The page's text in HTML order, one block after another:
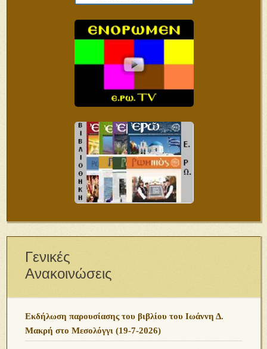
Γενικές
Ανακοινώσεις
Εκδήλωση παρουσίασης του βιβλίου του Ιωάννη Δ.
Μακρή στο Μεσολόγγι (19-7-2026)